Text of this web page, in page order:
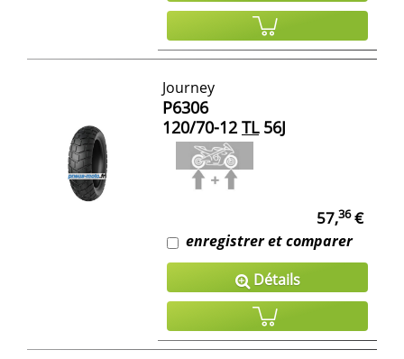
Journey
P6306
120/70-12 TL56J
57,36€
enregistrer et comparer
Détails